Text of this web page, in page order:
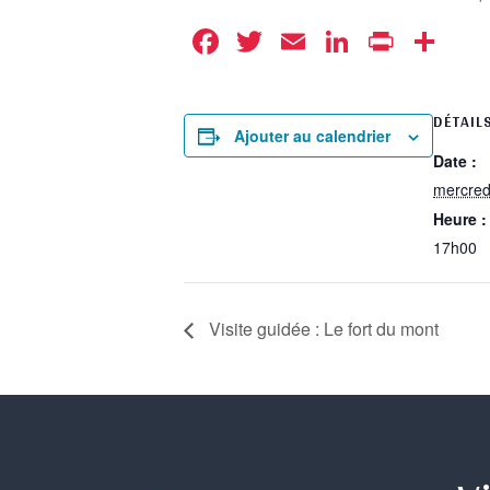
Facebook
Twitter
EmailLinkedIn
Print
Ajouter au calendrier DÉTAILS
Date :
Heure :
17h00
Visite guidée : Le fort du mont